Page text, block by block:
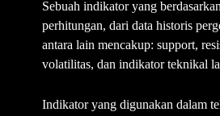
Sebuah indikator yang
perhitungan, dari data historis
antara lain mencakup: support,
volatilitas, dan indikator teknikal
Indikator yang digunakan dalam